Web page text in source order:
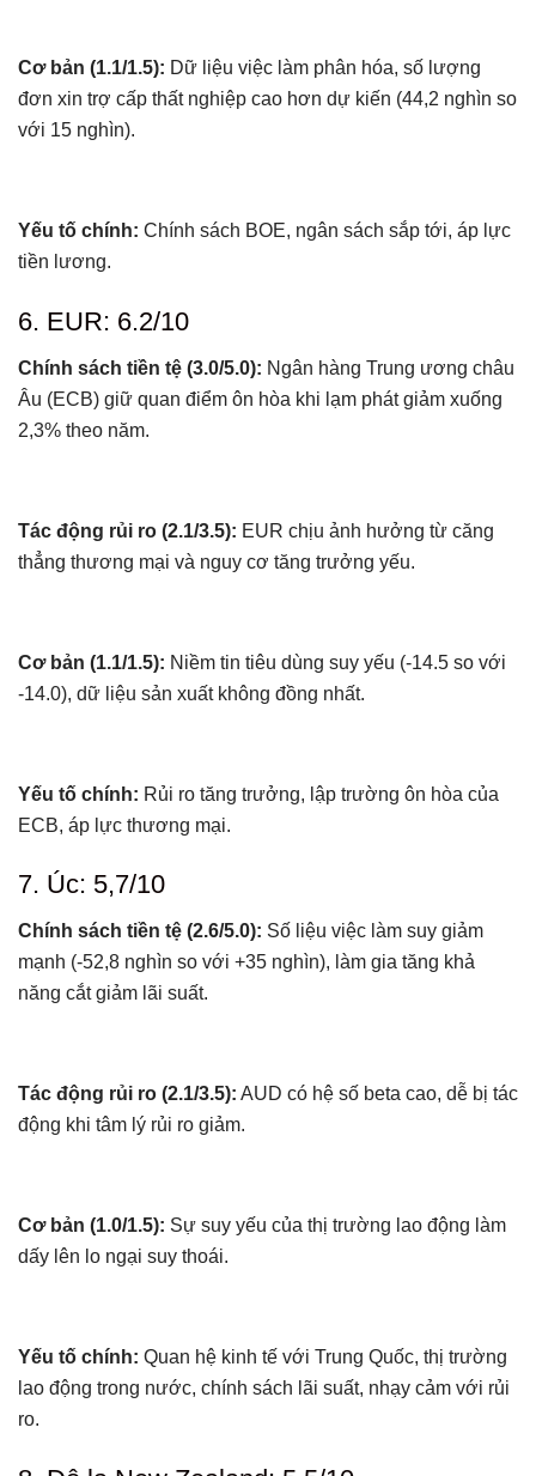
Cơ bản (1.1/1.5): Dữ liệu việc làm phân hóa, số lượng
đơn xin trợ cấp thất nghiệp cao hơn dự kiến (44,2 nghìn so
với 15 nghìn).
Yếu tố chính: Chính sách BOE, ngân sách sắp tới, áp lực
tiền lương.
6. EUR: 6.2/10
Chính sách tiền tệ (3.0/5.0): Ngân hàng Trung ương châu
Âu (ECB) giữ quan điểm ôn hòa khi lạm phát giảm xuống
2,3% theo năm.
Tác động rủi ro (2.1/3.5): EUR chịu ảnh hưởng từ căng
thẳng thương mại và nguy cơ tăng trưởng yếu.
Cơ bản (1.1/1.5): Niềm tin tiêu dùng suy yếu (-14.5 so với
-14.0), dữ liệu sản xuất không đồng nhất.
Yếu tố chính: Rủi ro tăng trưởng, lập trường ôn hòa của
ECB, áp lực thương mại.
7. Úc: 5,7/10
Chính sách tiền tệ (2.6/5.0): Số liệu việc làm suy giảm
mạnh (-52,8 nghìn so với +35 nghìn), làm gia tăng khả
năng cắt giảm lãi suất.
Tác động rủi ro (2.1/3.5): AUD có hệ số beta cao, dễ bị tác
động khi tâm lý rủi ro giảm.
Cơ bản (1.0/1.5): Sự suy yếu của thị trường lao động làm
dấy lên lo ngại suy thoái.
Yếu tố chính: Quan hệ kinh tế với Trung Quốc, thị trường
lao động trong nước, chính sách lãi suất, nhạy cảm với rủi
ro.